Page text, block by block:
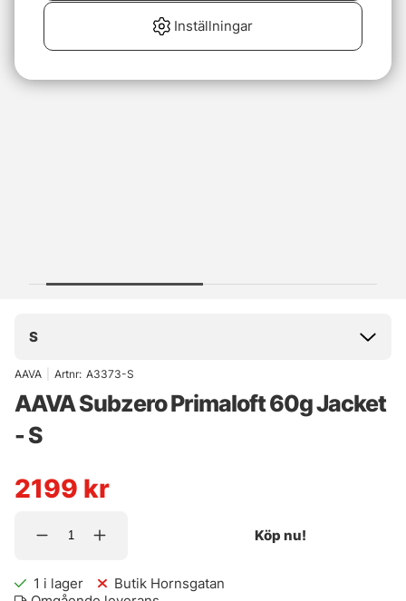
S
AAVA Artnr: A3373-S
AAVA Subzero Primaloft 60g Jacket
- S
2199 kr
Köp nu!
1 i lager
Butik Hornsgatan
Inställningar